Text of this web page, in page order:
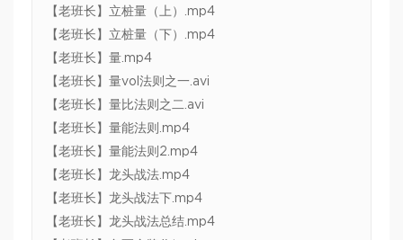
【老班长】立桩量（上）.mp4
【老班长】立桩量（下）.mp4
【老班长】量.mp4
【老班长】量vol法则之一.avi
【老班长】量比法则之二.avi
【老班长】量能法则.mp4
【老班长】量能法则2.mp4
【老班长】龙头战法.mp4
【老班长】龙头战法下.mp4
【老班长】龙头战法总结.mp4